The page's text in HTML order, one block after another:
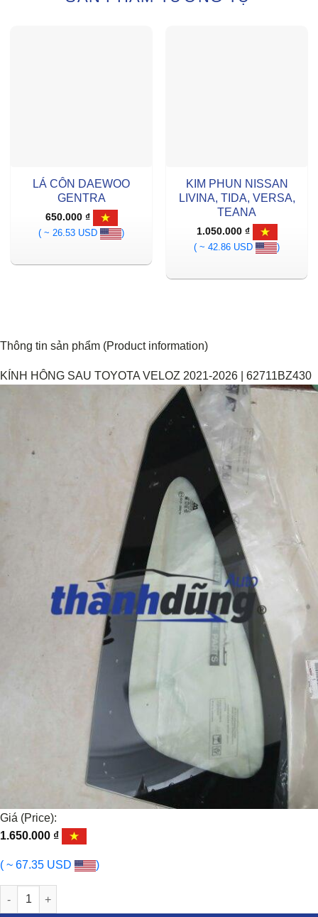
LÁ CÔN DAEWOO
GENTRA
650.000 ₫
( ~ 26.53 USD
)
KIM PHUN NISSAN
LIVINA, TIDA, VERSA,
TEANA
1.050.000 ₫
( ~ 42.86 USD
)
Thông tin sản phẩm (Product information)
KÍNH HÔNG SAU TOYOTA VELOZ 2021-2026 | 62711BZ430
Giá (Price):
1.650.000 ₫
( ~ 67.35 USD )
KÍNH HÔNG SAU TOYOTA VELOZ 2021-2026 | 62711BZ430 số